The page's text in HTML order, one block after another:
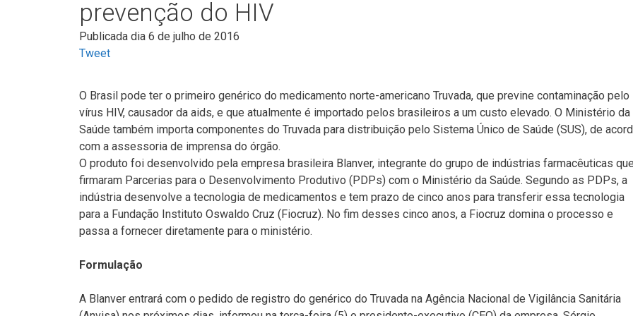
prevenção do HIV
Publicada dia 6 de julho de 2016
Tweet
O Brasil pode ter o primeiro genérico do medicamento norte-americano Truvada, que previne contaminação pelo
vírus HIV, causador da aids, e que atualmente é importado pelos brasileiros a um custo elevado. O Ministério da
Saúde também importa componentes do Truvada para distribuição pelo Sistema Único de Saúde (SUS), de
com a assessoria de imprensa do órgão.
O produto foi desenvolvido pela empresa brasileira Blanver, integrante do grupo de indústrias farmacêuticas
firmaram Parcerias para o Desenvolvimento Produtivo (PDPs) com o Ministério da Saúde. Segundo as PDPs, a
indústria desenvolve a tecnologia de medicamentos e tem prazo de cinco anos para transferir essa tecnologia
para a Fundação Instituto Oswaldo Cruz (Fiocruz). No fim desses cinco anos, a Fiocruz domina o processo e
passa a fornecer diretamente para o ministério.
Formulação
A Blanver entrará com o pedido de registro do genérico do Truvada na Agência Nacional de Vigilância Sanitária